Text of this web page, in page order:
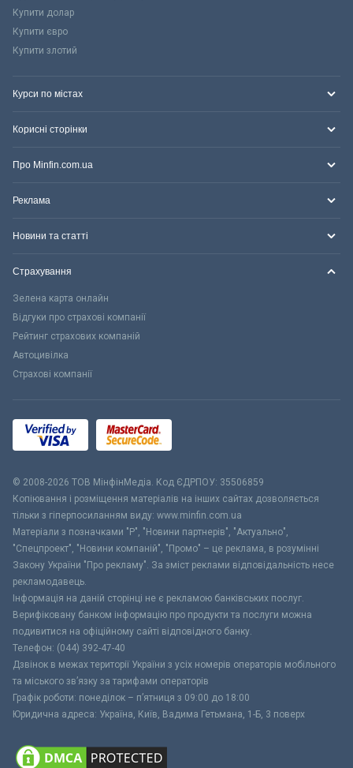
Купити долар
Купити євро
Купити злотий
Курси по містах
Корисні сторінки
Про Minfin.com.ua
Реклама
Новини та статті
Страхування
Зелена карта онлайн
Відгуки про страхові компанії
Рейтинг страхових компаній
Автоцивілка
Страхові компанії
© 2008-2026 ТОВ МiнфiнМедiа. Код ЄДРПОУ: 35506859
Копіювання і розміщення матеріалів на інших сайтах дозволяється
тільки з гіперпосиланням виду: www.minfin.com.ua
Матеріали з позначками "Р", "Новини партнерів", "Актуально",
"Спецпроект", "Новини компаній", "Промо" – це реклама, в розумінні
Закону України "Про рекламу". За зміст реклами відповідальність несе
рекламодавець.
Інформація на даній сторінці не є рекламою банківських послуг.
Верифіковану банком інформацію про продукти та послуги можна
подивитися на офіційному сайті відповідного банку.
Телефон: (044) 392-47-40
Дзвінок в межах території України з усіх номерів операторів мобільного
та міського зв’язку за тарифами операторів
Графік роботи: понеділок – п’ятниця з 09:00 до 18:00
Юридична адреса: Україна, Київ, Вадима Гетьмана, 1-Б, 3 поверх